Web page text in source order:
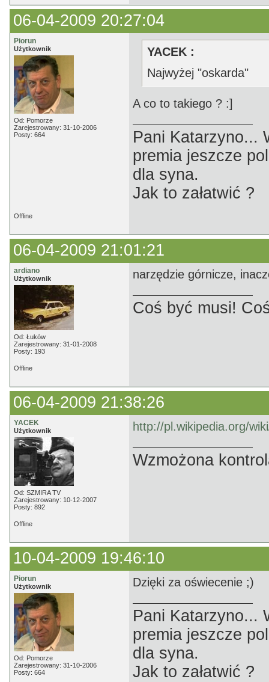
06-04-2009 20:27:04
Piorun
Użytkownik
Od: Pomorze
Zarejestrowany: 31-10-2006
Posty: 664
YACEK :
Najwyżej "oskarda"
A co to takiego ? :]
Pani Katarzyno...
premia jeszcze
dla syna.
Jak to załatwić ?
Offline
06-04-2009 21:01:21
ardiano
Użytkownik
Od: Łuków
Zarejestrowany: 31-01-2008
Posty: 193
narzędzie górnicze,
Coś być musi!
Offline
06-04-2009 21:38:26
YACEK
Użytkownik
Od: SZMIRA TV
Zarejestrowany: 10-12-2007
Posty: 892
http://pl.wikipedia.org/
Wzmożona
Offline
10-04-2009 19:46:10
Piorun
Użytkownik
Od: Pomorze
Zarejestrowany: 31-10-2006
Posty: 664
Dzięki za oświecenie ;)
Pani Katarzyno...
premia jeszcze
dla syna.
Jak to załatwić ?